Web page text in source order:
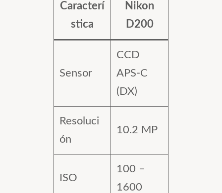
Caracterí
stica
Nikon
D200
Sensor
CCD
APS-C
(DX)
Resoluci
ón
10.2 MP
ISO
100 –
1600